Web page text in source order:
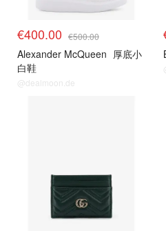
€400.00 €500.00
Alexander McQueen 厚底小
白鞋
@dealmoon.de